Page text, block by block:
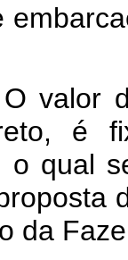
valor
é
o qual
da